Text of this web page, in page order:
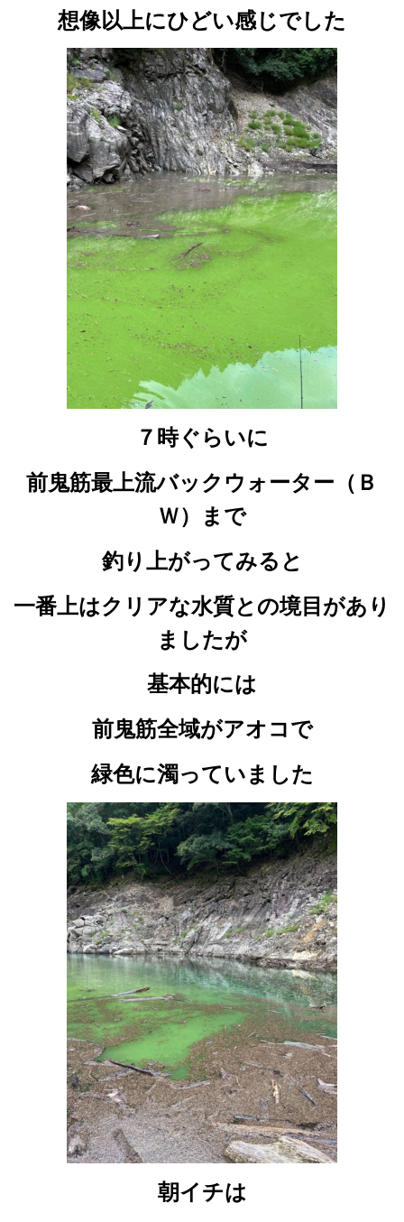
想像以上にひどい感じでした
７時ぐらいに
前鬼筋最上流バックウォーター（Ｂ
Ｗ）まで
釣り上がってみると
一番上はクリアな水質との境目があり
ましたが
基本的には
前鬼筋全域がアオコで
緑色に濁っていました
朝イチは